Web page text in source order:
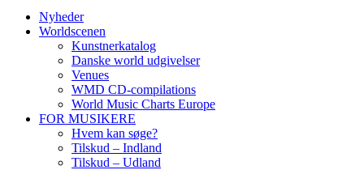
Nyheder
Worldscenen
Kunstnerkatalog
Danske world udgivelser
Venues
WMD CD-compilations
World Music Charts Europe
FOR MUSIKERE
Hvem kan søge?
Tilskud – Indland
Tilskud – Udland